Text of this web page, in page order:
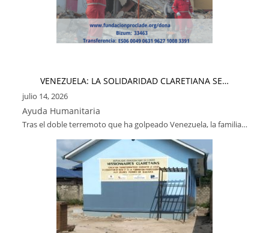
VENEZUELA: LA SOLIDARIDAD CLARETIANA SE…
julio 14, 2026
Ayuda Humanitaria
Tras el doble terremoto que ha golpeado Venezuela, la familia…